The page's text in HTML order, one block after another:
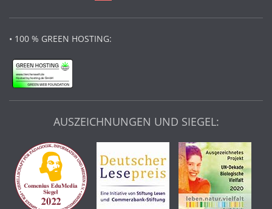
• 100 % GREEN HOSTING:
AUSZEICHNUNGEN UND SIEGEL: